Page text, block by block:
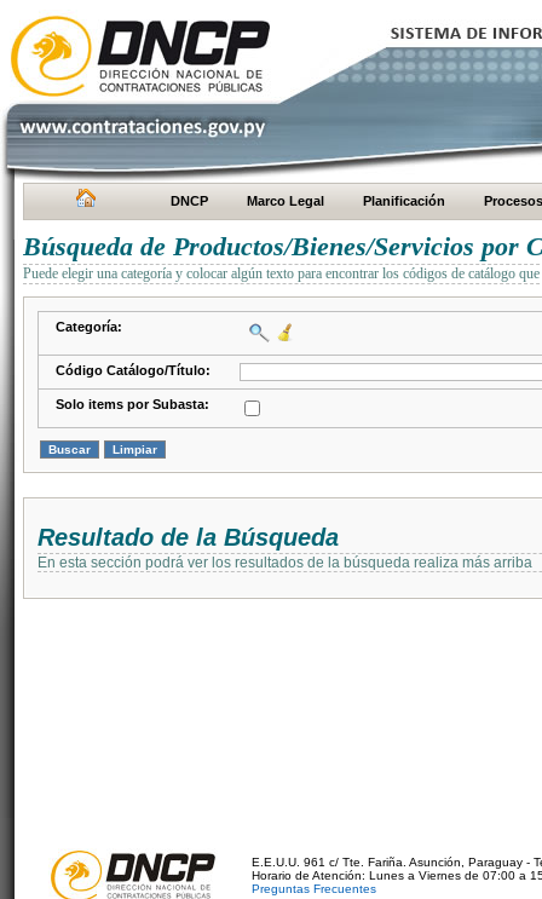
DNCP Marco Legal Planificación Procesos
Búsqueda de Productos/Bienes/Servicios por
Puede elegir una categoría y colocar algún texto para encontrar los códigos de catálogo
Categoría:
Código Catálogo/Título:
Solo items por Subasta:
Resultado de la Búsqueda
En esta sección podrá ver los resultados de la búsqueda realiza más arriba
E.E.U.U. 961 c/ Tte. Fariña. Asunción, Paraguay -
Horario de Atención: Lunes a Viernes de 07:00 a
Preguntas Frecuentes